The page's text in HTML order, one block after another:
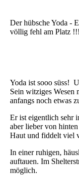
Der hübsche Yoda -
völlig fehl am Platz !!!
Yoda ist sooo süss!
Sein witziges Wesen
anfangs noch etwas
Er ist eigentlich sehr
aber lieber von
Haut und fiddelt viel
In einer ruhigen,
auftauen. Im
möglich.